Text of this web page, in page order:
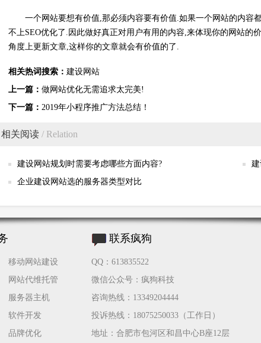
一个网站要想有价值,那必须内容要有价值.如果一个网站的内容
不上SEO优化了.因此做好真正对用户有用的内容,来体现你的网站的
角度上更新文章,这样你的文章就会有价值的了.
相关热词搜索： 建设网站
上一篇： 做网站优化无需追求太完美!
下一篇： 2019年小程序推广方法总结！
相关阅读 / Relation
建设网站规划时需要考虑哪些方面内容?
建
企业建设网站选的服务器类型对比
移动网站建设
网站代维托管
服务器主机
软件开发
品牌优化
联系疯狗
QQ：613835522
微信公众号：疯狗科技
咨询热线：13349204444
投诉热线：18075250033（工作日）
地址：合肥市包河区和昌中心B座12层